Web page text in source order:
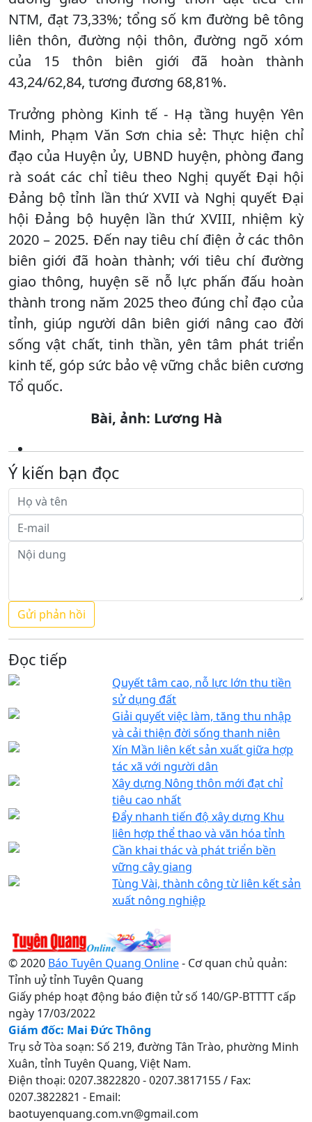
NTM, đạt 73,33%; tổng số km đường bê tông
liên thôn, đường nội thôn, đường ngõ xóm
của 15 thôn biên giới đã hoàn thành
43,24/62,84, tương đương 68,81%.
Trưởng phòng Kinh tế - Hạ tầng huyện Yên
Minh, Phạm Văn Sơn chia sẻ: Thực hiện chỉ
đạo của Huyện ủy, UBND huyện, phòng đang
rà soát các chỉ tiêu theo Nghị quyết Đại hội
Đảng bộ tỉnh lần thứ XVII và Nghị quyết Đại
hội Đảng bộ huyện lần thứ XVIII, nhiệm kỳ
2020 – 2025. Đến nay tiêu chí điện ở các thôn
biên giới đã hoàn thành; với tiêu chí đường
giao thông, huyện sẽ nỗ lực phấn đấu hoàn
thành trong năm 2025 theo đúng chỉ đạo của
tỉnh, giúp người dân biên giới nâng cao đời
sống vật chất, tinh thần, yên tâm phát triển
kinh tế, góp sức bảo vệ vững chắc biên cương
Tổ quốc.
Bài, ảnh: Lương Hà
Ý kiến bạn đọc
Đọc tiếp
Quyết tâm cao, nỗ lực lớn thu tiền
sử dụng đất
Giải quyết việc làm, tăng thu nhập
và cải thiện đời sống thanh niên
Xín Mần liên kết sản xuất giữa hợp
tác xã với người dân
Xây dựng Nông thôn mới đạt chỉ
tiêu cao nhất
Đẩy nhanh tiến độ xây dựng Khu
liên hợp thể thao và văn hóa tỉnh
Cần khai thác và phát triển bền
vững cây giang
Tùng Vài, thành công từ liên kết sản
xuất nông nghiệp
© 2020 Báo Tuyên Quang Online- Cơ quan chủ quản:
Tỉnh uỷ tỉnh Tuyên Quang
Giấy phép hoạt động báo điện tử số 140/GP-BTTTT cấp
ngày 17/03/2022
Giám đốc: Mai Đức Thông
Trụ sở Tòa soạn: Số 219, đường Tân Trào, phường Minh
Xuân, tỉnh Tuyên Quang, Việt Nam.
Điện thoại: 0207.3822820 - 0207.3817155 / Fax:
0207.3822821 - Email:
baotuyenquang.com.vn@gmail.com